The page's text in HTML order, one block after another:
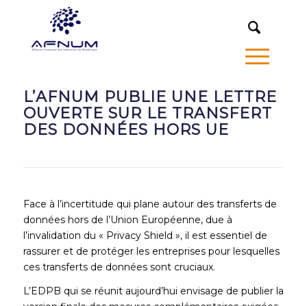
L’AFNUM PUBLIE UNE LETTRE
OUVERTE SUR LE TRANSFERT
DES DONNÉES HORS UE
Face à l’incertitude qui plane autour des transferts de
données hors de l’Union Européenne, due à
l’invalidation du « Privacy Shield », il est essentiel de
rassurer et de protéger les entreprises pour lesquelles
ces transferts de données sont cruciaux.
L’EDPB qui se réunit aujourd’hui envisage de publier la